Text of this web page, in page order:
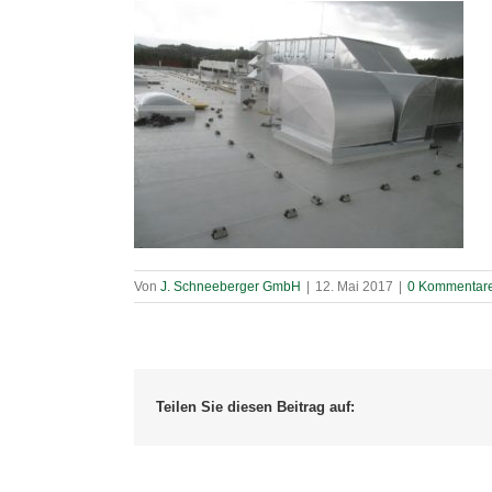
Von J. Schneeberger GmbH | 12. Mai 2017 | 0
Teilen Sie diesen Beitrag auf: